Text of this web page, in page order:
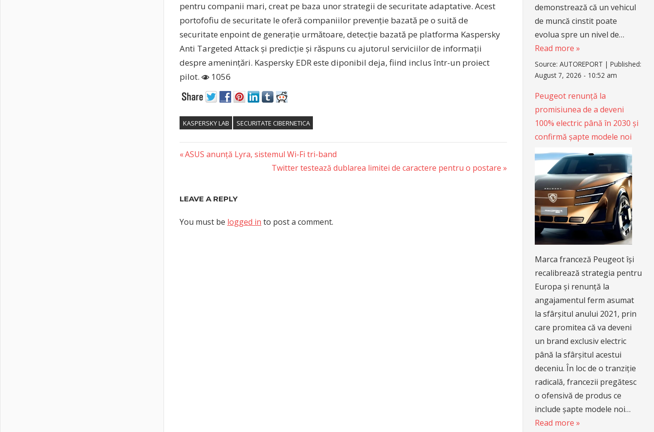
pentru companii mari, creat pe baza unor strategii de securitate adaptative. Acest
portofofiu de securitate le oferă companiilor prevenție bazată pe o suită de
securitate enpoint de generație următoare, detecție bazată pe platforma Kaspersky
Anti Targeted Attack și predicție și răspuns cu ajutorul serviciilor de informații
despre amenințări. Kaspersky EDR este diponibil deja, fiind inclus într-un proiect
pilot.
1056
KASPERSKY LAB SECURITATE CIBERNETICA
Post
Previous
ASUS anunță Lyra, sistemul Wi-Fi tri-band
Next
Twitter testează dublarea limitei de caractere pentru o postare
LEAVE A REPLY
You must be logged in to post a comment.
demonstrează că un vehicul
de muncă cinstit poate
evolua spre un nivel de…
Read more »
Source:AUTOREPORT |Published:
August 7, 2026 - 10:52 am
Peugeot renunță la
promisiunea de a deveni
100% electric până în 2030 și
confirmă șapte modele noi
Marca franceză Peugeot își
recalibrează strategia pentru
Europa și renunță la
angajamentul ferm asumat
la sfârșitul anului 2021, prin
care promitea că va deveni
un brand exclusiv electric
până la sfârșitul acestui
deceniu. În loc de o tranziție
radicală, francezii pregătesc
o ofensivă de produs ce
include șapte modele noi…
Read more »